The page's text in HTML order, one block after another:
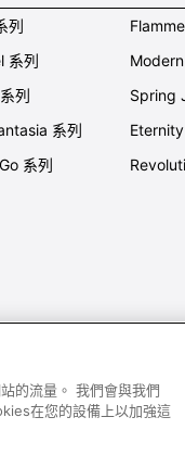
列
系列
列
系列
系列
Spring
are © Le Creuset Hong
的流量。 我們會與我們
在您的設備上以加強這